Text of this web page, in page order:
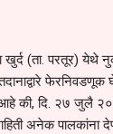
खुर्द (ता. परतूर) येथे
फेरनिवडणूक
की, दि. २७ जुलै
अनेक पालकांना